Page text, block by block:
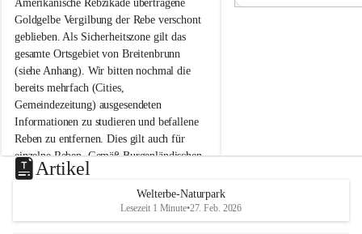
n
b
r
u
n
n
a
m
N
e
u
s
d
Amerikanische Rebzikade übertragene
Goldgelbe Vergilbung der Rebe verschont
geblieben. Als Sicherheitszone gilt das
gesamte Ortsgebiet von Breitenbrunn
(siehe Anhang). Wir bitten nochmal die
bereits mehrfach (Cities,
Gemeindezeitung) ausgesendeten
Informationen zu studieren und befallene
Reben zu entfernen. Dies gilt auch für
einzelne Reben. Gemäß Burgenländischen
Weinbaugesetz sind nicht gepflegte oder
unzulässige Weingärten zu roden! Bitte
helfen wir zusammen um unsere Winzer
vor den prognostizierten Ernteausfällen
u
e
d
Artikel
Welterbe-Naturpark
Lesezeit 1 Minute•27. Feb. 2026